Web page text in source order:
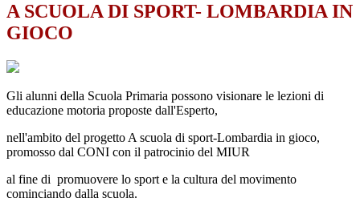
A SCUOLA DI SPORT- LOMBARDIA IN
GIOCO
Gli alunni della Scuola Primaria possono visionare le lezioni di
educazione motoria proposte dall'Esperto,
nell'ambito del progetto A scuola di sport-Lombardia in gioco,
promosso dal CONI con il patrocinio del MIUR
al fine di promuovere lo sport e la cultura del movimento
cominciando dalla scuola.